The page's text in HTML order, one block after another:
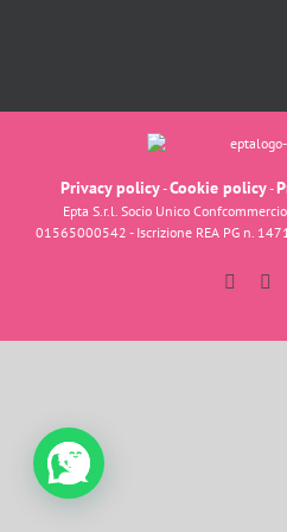
Privacy policy-Cookie policy-
Epta S.r.l. Socio Unico
01565000542 - Iscrizione REA PG n.